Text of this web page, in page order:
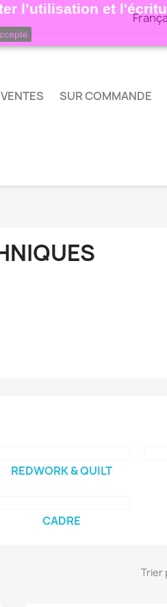
l’utilisation et
SUR COMMANDE
REDWORK & QUILT
CADRE
Trier